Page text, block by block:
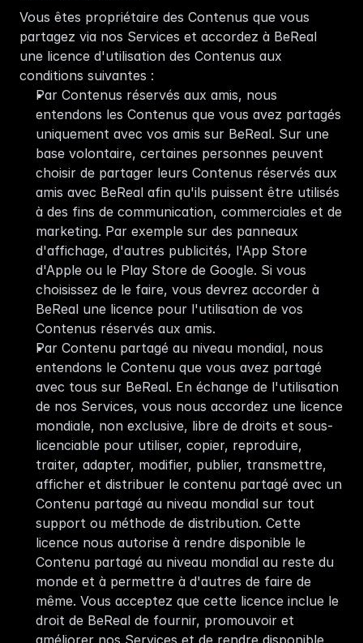
Vous êtes propriétaire des Contenus que vous
partagez via nos Services et accordez à BeReal
une licence d'utilisation des Contenus aux
conditions suivantes :
Par Contenus réservés aux amis, nous
entendons les Contenus que vous avez partagés
uniquement avec vos amis sur BeReal. Sur une
base volontaire, certaines personnes peuvent
choisir de partager leurs Contenus réservés aux
amis avec BeReal afin qu'ils puissent être utilisés
à des fins de communication, commerciales et de
marketing. Par exemple sur des panneaux
d'affichage, d'autres publicités, l'App Store
d'Apple ou le Play Store de Google. Si vous
choisissez de le faire, vous devrez accorder à
BeReal une licence pour l'utilisation de vos
Contenus réservés aux amis.
Par Contenu partagé au niveau mondial, nous
entendons le Contenu que vous avez partagé
avec tous sur BeReal. En échange de l'utilisation
de nos Services, vous nous accordez une licence
mondiale, non exclusive, libre de droits et sous-
licenciable pour utiliser, copier, reproduire,
traiter, adapter, modifier, publier, transmettre,
afficher et distribuer le contenu partagé avec un
Contenu partagé au niveau mondial sur tout
support ou méthode de distribution. Cette
licence nous autorise à rendre disponible le
Contenu partagé au niveau mondial au reste du
monde et à permettre à d'autres de faire de
même. Vous acceptez que cette licence inclue le
droit de BeReal de fournir, promouvoir et
améliorer nos Services et de rendre disponible